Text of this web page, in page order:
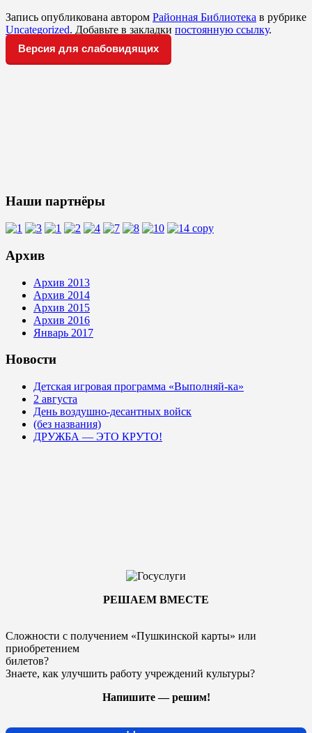
Запись опубликована автором Районная Библиотека в рубрике
Uncategorized. Добавьте в закладки постоянную ссылку.
Версия для слабовидящих
Наши партнёры
Архив
Архив 2013
Архив 2014
Архив 2015
Архив 2016
Январь 2017
Новости
Детская игровая программа «Выполняй-ка»
2 августа
День воздушно-десантных войск
(без названия)
ДРУЖБА — ЭТО КРУТО!
РЕШАЕМ ВМЕСТЕ
Сложности с получением «Пушкинской карты» или
приобретением
билетов?
Знаете, как улучшить работу учреждений культуры?
Напишите — решим!